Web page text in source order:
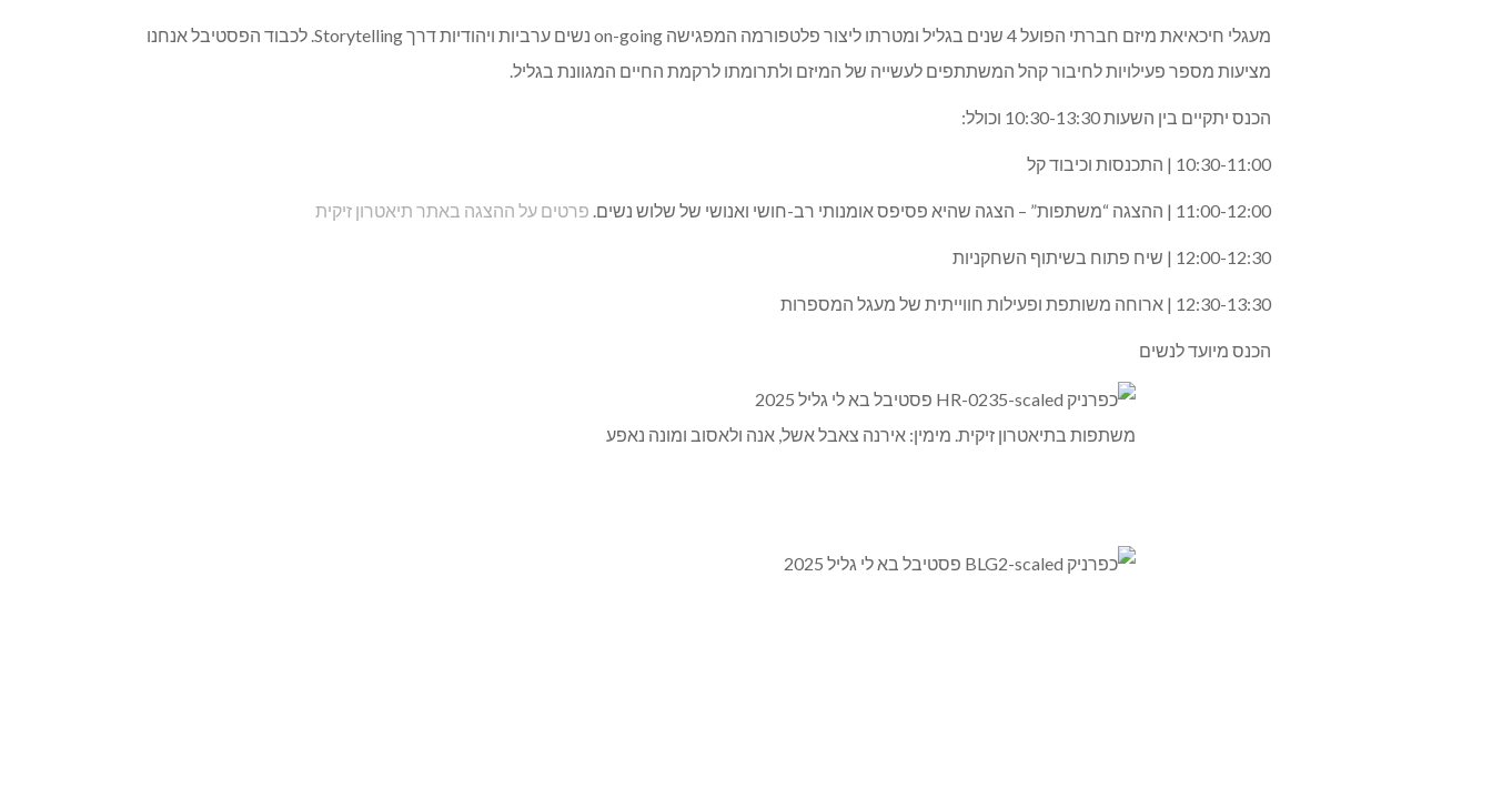
מעגלי חיכאיאת מיזם חברתי הפועל 4 שנים בגליל ומטרתו ליצור פלטפורמה המפגישה on-going נשים ערביות ויהודיות דרך Storytelling. לכבוד הפסטיבל אנחנו
מציעות מספר פעילויות לחיבור קהל המשתתפים לעשייה של המיזם ולתרומתו לרקמת החיים המגוונת בגליל.
הכנס יתקיים בין השעות 10:30-13:30 וכולל:
10:30-11:00 | התכנסות וכיבוד קל
11:00-12:00 | ההצגה “משתפות” – הצגה שהיא פסיפס אומנותי רב-חושי ואנושי של שלוש נשים. פרטים על ההצגה באתר תיאטרון זיקית
12:00-12:30 | שיח פתוח בשיתוף השחקניות
12:30-13:30 | ארוחה משותפת ופעילות חווייתית של מעגל המספרות
הכנס מיועד לנשים
משתפות בתיאטרון זיקית. מימין: אירנה צאבל אשל, אנה ולאסוב ומונה נאפע